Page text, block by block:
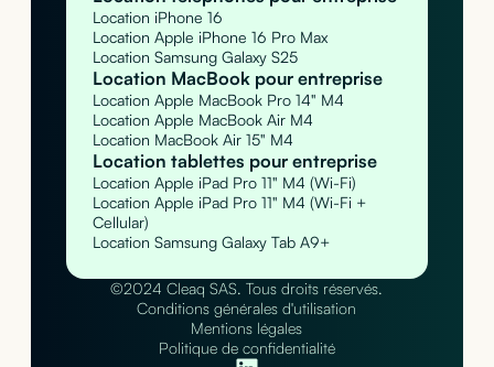
Location iPhone 16
Location Apple iPhone 16 Pro Max
Location Samsung Galaxy S25
Location MacBook pour entreprise
Location Apple MacBook Pro 14" M4
Location Apple MacBook Air M4
Location MacBook Air 15" M4
Location tablettes pour entreprise
Location Apple iPad Pro 11" M4 (Wi-Fi)
Location Apple iPad Pro 11" M4 (Wi-Fi +
Cellular)
Location Samsung Galaxy Tab A9+
©2024 Cleaq SAS. Tous droits réservés.
Conditions générales d'utilisation
Mentions légales
Politique de confidentialité